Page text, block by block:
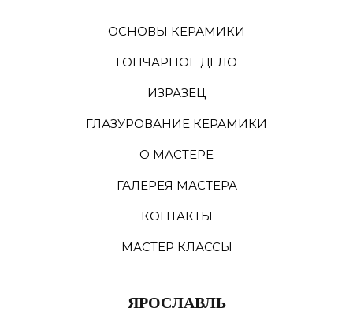
ОСНОВЫ КЕРАМИКИ
ГОНЧАРНОЕ ДЕЛО
ИЗРАЗЕЦ
ГЛАЗУРОВАНИЕ КЕРАМИКИ
О МАСТЕРЕ
ГАЛЕРЕЯ МАСТЕРА
КОНТАКТЫ
МАСТЕР КЛАССЫ
ЯРОСЛАВЛЬ